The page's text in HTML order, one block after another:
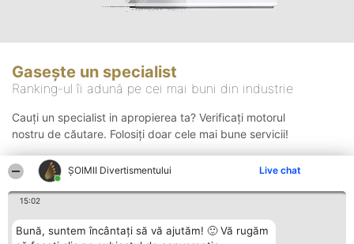
ŞOIMII Divertismentului Live chat
15:02
Bună, suntem încântați să vă ajutăm! 🙂 Vă rugăm
Gasește un specialist
Ranking-ul îi adună pe cei mai buni din industrie
Cauți un specialist in apropierea ta? Verificați motorul
nostru de căutare. Folosiți doar cele mai bune servicii!